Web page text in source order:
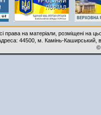
права на матеріали, розміщені на
44500, м. Камінь-Каширський,
©